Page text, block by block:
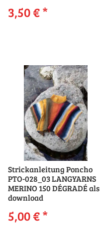
3,50 €*
Strickanleitung Poncho
PTO-028_03 LANGYARNS
MERINO 150 DÉGRADÉ als
download
5,00 €*